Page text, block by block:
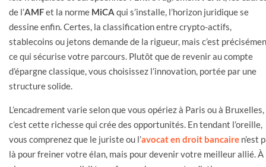
de l’AMFet la norme MiCA qui s’installe, l’horizon juridique se
dessine enfin. Certes, la classification entre crypto-actifs,
stablecoins ou jetons demande de la rigueur, mais c’est
ce qui sécurise votre parcours. Plutôt que de revenir au compte
d’épargne classique, vous choisissez l’innovation, portée par une
structure solide.
L’encadrement varie selon que vous opériez à Paris ou à
c’est cette richesse qui crée des opportunités. En tendant l’oreille,
vous comprenez que le juriste ou l’avocat en droit bancaire n’est
là pour freiner votre élan, mais pour devenir votre meilleur allié. À